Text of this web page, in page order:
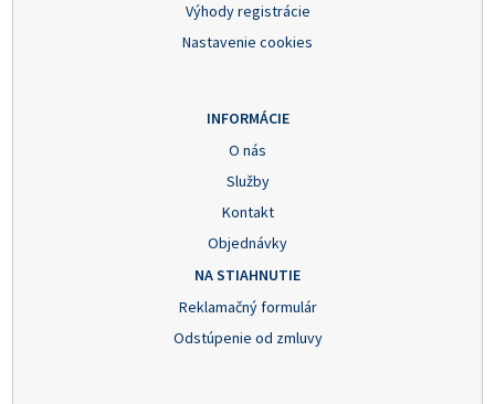
Výhody registrácie
Nastavenie cookies
INFORMÁCIE
O nás
Služby
Kontakt
Objednávky
NA STIAHNUTIE
Reklamačný formulár
Odstúpenie od zmluvy